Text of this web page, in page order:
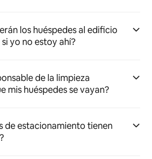
los huéspedes al edificio
yo no estoy ahí?
de la limpieza
mis huéspedes se vayan?
de estacionamiento tienen